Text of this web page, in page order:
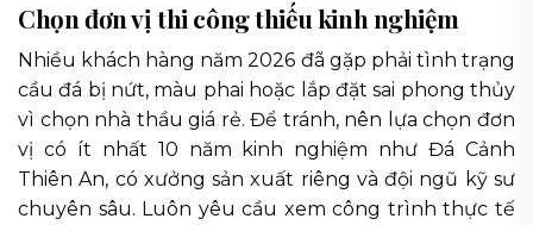
Chọn đơn vị thi công thiếu kinh nghiệm
Nhiều khách hàng năm 2026 đã gặp phải tình trạng
cầu đá bị nứt, màu phai hoặc lắp đặt sai phong thủy
vì chọn nhà thầu giá rẻ. Để tránh, nên lựa chọn đơn
vị có ít nhất 10 năm kinh nghiệm như Đá Cảnh
Thiên An, có xưởng sản xuất riêng và đội ngũ kỹ sư
chuyên sâu. Luôn yêu cầu xem công trình thực tế